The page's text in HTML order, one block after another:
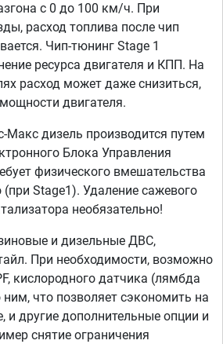
с 0 до 100 км/ч. При
расход топлива после чип
Чип-тюнинг Stage 1
ресурса двигателя и КПП. На
расход может даже снизиться,
двигателя.
дизель производится путем
Блока Управления
физического вмешательства
Stage1). Удаление сажевого
необязательно!
и дизельные ДВС,
При необходимости, возможно
кислородного датчика (лямбда
что позволяет сэкономить на
и другие дополнительные опции и
снятие ограничения